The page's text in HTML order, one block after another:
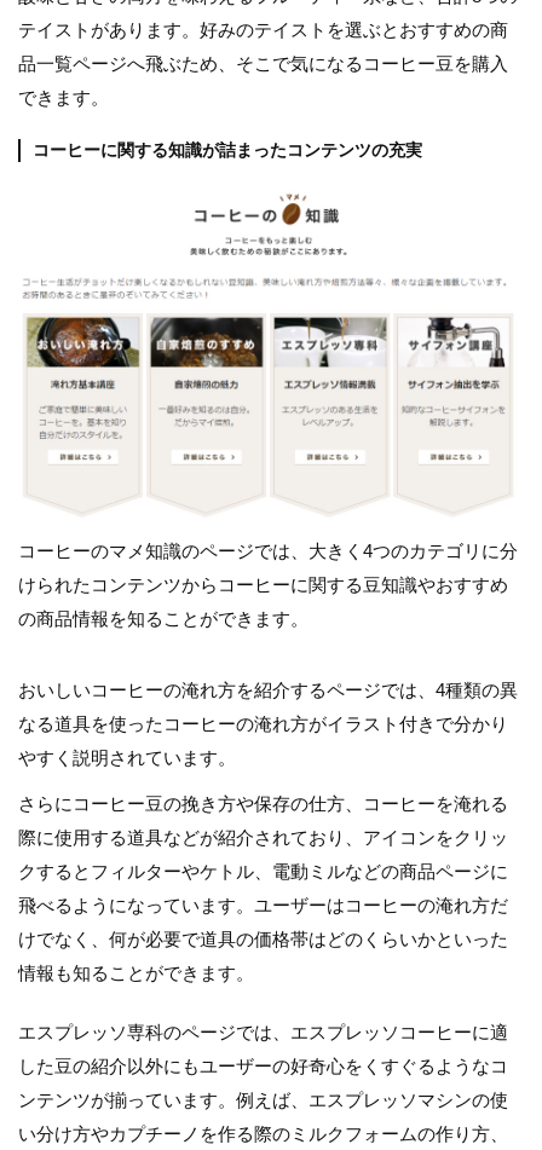
テイストがあります。好みのテイストを選ぶとおすすめの商
品一覧ページへ飛ぶため、そこで気になるコーヒー豆を購入
できます。
コーヒーに関する知識が詰まったコンテンツの充実
コーヒーのマメ知識のページでは、大きく4つのカテゴリに分
けられたコンテンツからコーヒーに関する豆知識やおすすめ
の商品情報を知ることができます。
おいしいコーヒーの淹れ方を紹介するページでは、4種類の異
なる道具を使ったコーヒーの淹れ方がイラスト付きで分かり
やすく説明されています。
さらにコーヒー豆の挽き方や保存の仕方、コーヒーを淹れる
際に使用する道具などが紹介されており、アイコンをクリッ
クするとフィルターやケトル、電動ミルなどの商品ページに
飛べるようになっています。ユーザーはコーヒーの淹れ方だ
けでなく、何が必要で道具の価格帯はどのくらいかといった
情報も知ることができます。
エスプレッソ専科のページでは、エスプレッソコーヒーに適
した豆の紹介以外にもユーザーの好奇心をくすぐるようなコ
ンテンツが揃っています。例えば、エスプレッソマシンの使
い分け方やカプチーノを作る際のミルクフォームの作り方、